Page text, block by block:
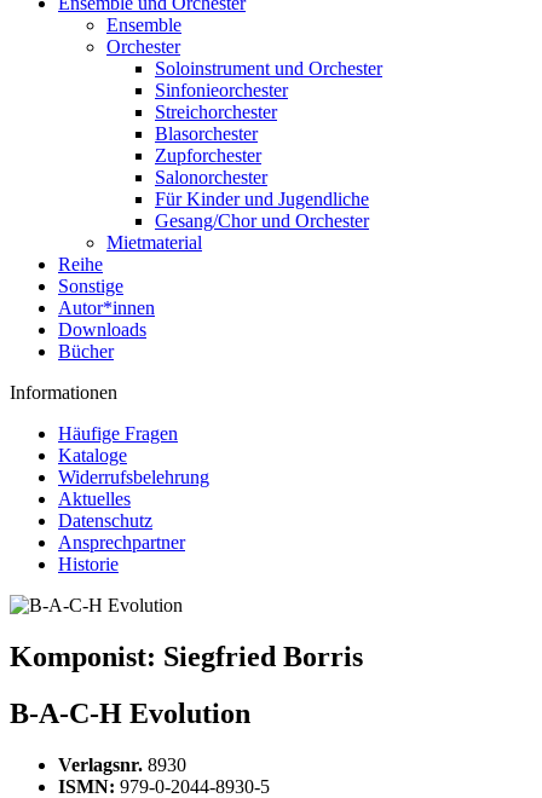
Ensemble
Orchester
Soloinstrument und Orchester
Sinfonieorchester
Streichorchester
Blasorchester
Zupforchester
Salonorchester
Für Kinder und Jugendliche
Gesang/Chor und Orchester
Mietmaterial
Reihe
Sonstige
Autor*innen
Downloads
Bücher
Informationen
Häufige Fragen
Kataloge
Widerrufsbelehrung
Aktuelles
Datenschutz
Ansprechpartner
Historie
Komponist: Siegfried Borris
B-A-C-H Evolution
Verlagsnr. 8930
ISMN: 979-0-2044-8930-5